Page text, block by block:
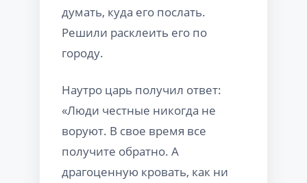
думать, куда его послать.
Решили расклеить его по
городу.
Наутро царь получил ответ:
«Люди честные никогда не
воруют. В свое время все
получите обратно. А
драгоценную кровать, как ни